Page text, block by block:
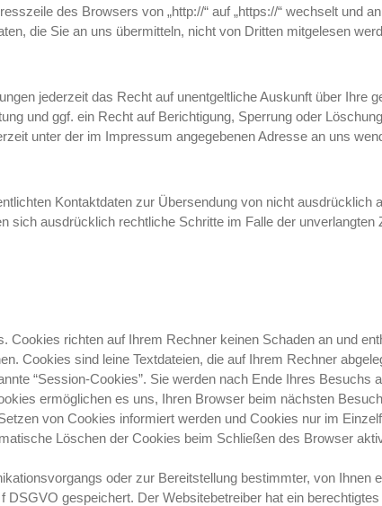
des Browsers von „http://“ auf „https://“ wechselt und
die Sie an uns übermitteln, nicht von Dritten mitgelesen
jederzeit das Recht auf unentgeltliche Auskunft über Ihre
und ggf. ein Recht auf Berichtigung, Sperrung oder
unter der im Impressum angegebenen Adresse an uns
Kontaktdaten zur Übersendung von nicht ausdrücklich
sich ausdrücklich rechtliche Schritte im Falle der
Cookies richten auf Ihrem Rechner keinen Schaden an und
Cookies sind leine Textdateien, die auf Ihrem Rechner
“Session-Cookies”. Sie werden nach Ende Ihres Besuchs
ermöglichen es uns, Ihren Browser beim nächsten
von Cookies informiert werden und Cookies nur im
Löschen der Cookies beim Schließen des Browser
oder zur Bereitstellung bestimmter, von Ihnen
DSGVO gespeichert. Der Websitebetreiber hat ein